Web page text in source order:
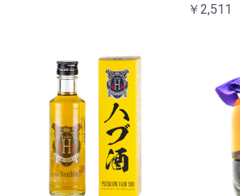
￥2,511